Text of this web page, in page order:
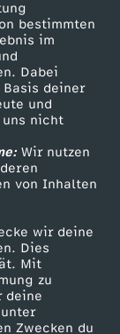
bestimmten
im
Dabei
deiner
und
uns nicht
Wir nutzen
von Inhalten
wir deine
Dies
Mit
zu
deine
Zwecken du